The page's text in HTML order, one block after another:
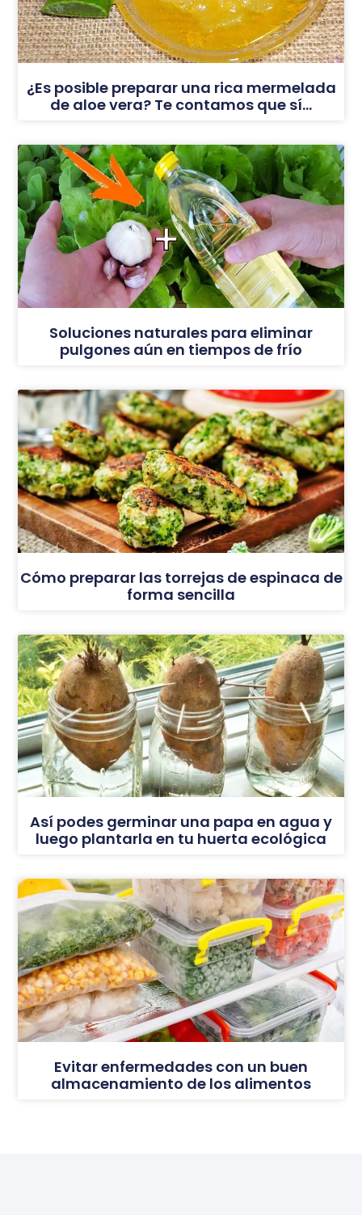
¿Es posible preparar una rica mermelada
de aloe vera? Te contamos que sí…
Soluciones naturales para eliminar
pulgones aún en tiempos de frío
Cómo preparar las torrejas de espinaca de
forma sencilla
Así podes germinar una papa en agua y
luego plantarla en tu huerta ecológica
Evitar enfermedades con un buen
almacenamiento de los alimentos